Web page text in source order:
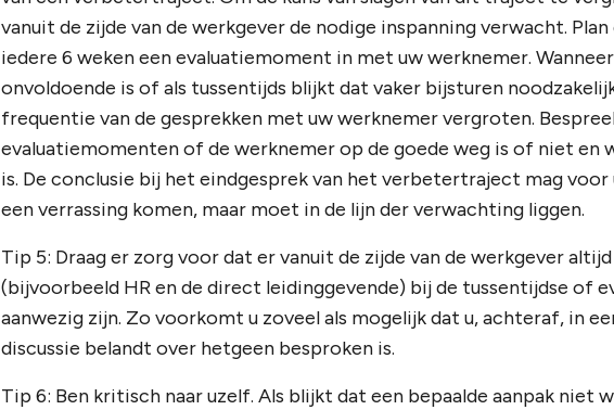
vanuit de zijde van de werkgever de nodige inspanning verwacht.
iedere 6 weken een evaluatiemoment in met uw werknemer.
onvoldoende is of als tussentijds blijkt dat vaker bijsturen
frequentie van de gesprekken met uw werknemer vergroten.
evaluatiemomenten of de werknemer op de goede weg is of niet en
is. De conclusie bij het eindgesprek van het verbetertraject mag
een verrassing komen, maar moet in de lijn der verwachting liggen.
Tip 5: Draag er zorg voor dat er vanuit de zijde van de werkgever
(bijvoorbeeld HR en de direct leidinggevende) bij de tussentijdse of
aanwezig zijn. Zo voorkomt u zoveel als mogelijk dat u, achteraf, in
discussie belandt over hetgeen besproken is.
Tip 6: Ben kritisch naar uzelf. Als blijkt dat een bepaalde aanpak niet